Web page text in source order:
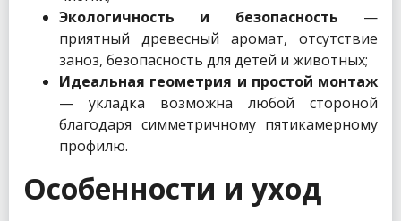
Экологичность и безопасность —
приятный древесный аромат, отсутствие
заноз, безопасность для детей и животных;
Идеальная геометрия и простой монтаж
— укладка возможна любой стороной
благодаря симметричному пятикамерному
профилю.
Особенности и уход